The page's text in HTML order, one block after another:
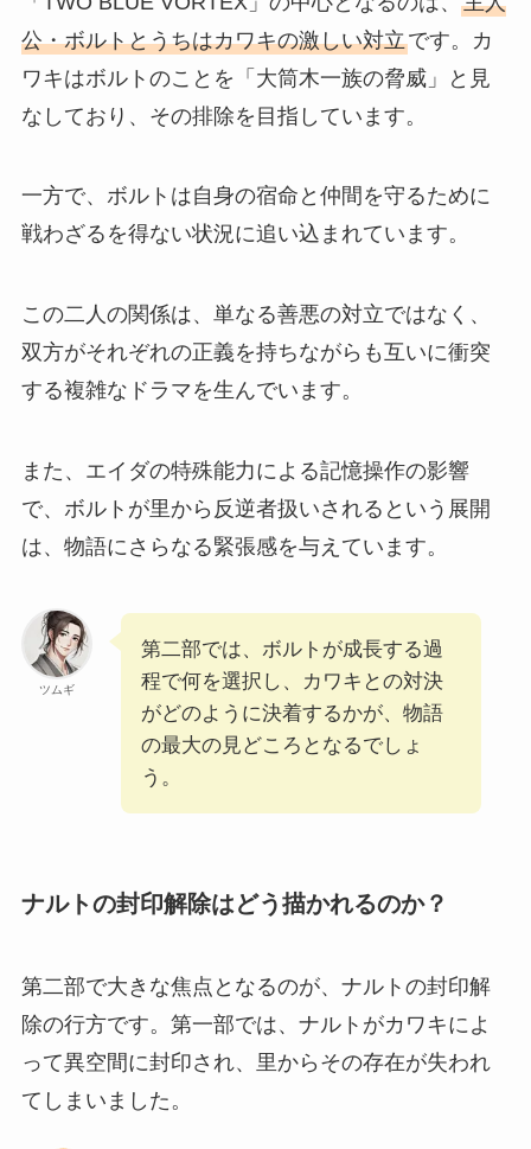
公・ボルトとうちはカワキの激しい対立です。カ
ワキはボルトのことを「大筒木一族の脅威」と見
なしており、その排除を目指しています。
一方で、ボルトは自身の宿命と仲間を守るために
戦わざるを得ない状況に追い込まれています。
この二人の関係は、単なる善悪の対立ではなく、
双方がそれぞれの正義を持ちながらも互いに衝突
する複雑なドラマを生んでいます。
また、エイダの特殊能力による記憶操作の影響
で、ボルトが里から反逆者扱いされるという展開
は、物語にさらなる緊張感を与えています。
ツムギ
第二部では、ボルトが成長する過
程で何を選択し、カワキとの対決
がどのように決着するかが、物語
の最大の見どころとなるでしょ
う。
ナルトの封印解除はどう描かれるのか？
第二部で大きな焦点となるのが、ナルトの封印解
除の行方です。第一部では、ナルトがカワキによ
って異空間に封印され、里からその存在が失われ
てしまいました。